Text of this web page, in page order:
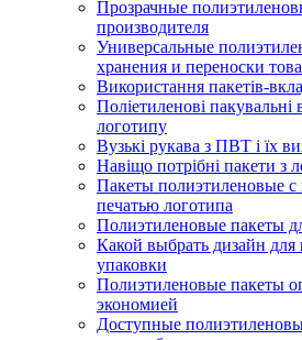
Прозрачные
производителя
Универсальные
хранения и переноски
Використання пакетів-
Поліетиленові
логотипу
Вузькі рукава з ПВТ і їх
Навіщо потрібні пакети з
Пакеты полиэтиленовые
печатью логотипа
Полиэтиленовые пакеты
Какой выбрать дизайн для
упаковки
Полиэтиленовые пакеты
экономией
Доступные